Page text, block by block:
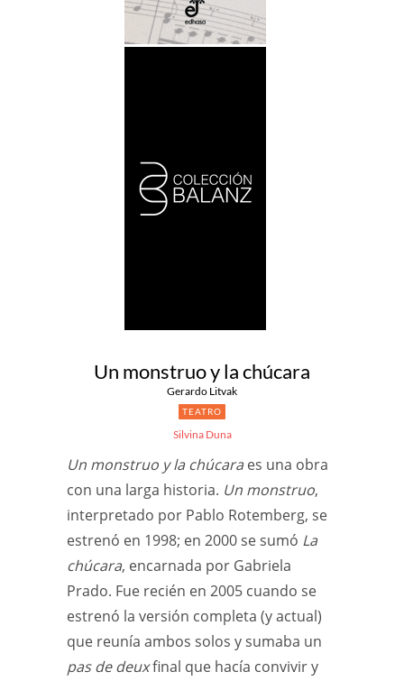
Un monstruo y la chúcara
Gerardo Litvak
TEATRO
Silvina Duna
Un monstruo y la chúcaraes una obra
con una larga historia. Un monstruo,
interpretado por Pablo Rotemberg, se
estrenó en 1998; en 2000 se sumó La
chúcara, encarnada por Gabriela
Prado. Fue recién en 2005 cuando se
estrenó la versión completa (y actual)
que reunía ambos solos y sumaba un
pas de deuxfinal que hacía convivir y